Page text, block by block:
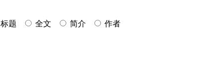
标题 全文 简介
作者